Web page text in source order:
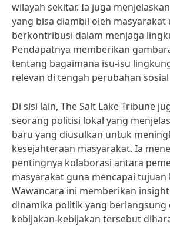
wilayah sekitar. Ia juga
yang bisa diambil oleh masyarakat
berkontribusi dalam menjaga
Pendapatnya memberikan
tentang bagaimana isu-isu
relevan di tengah perubahan
Di sisi lain, The Salt Lake Tribune
seorang politisi lokal yang
baru yang diusulkan untuk
kesejahteraan masyarakat. Ia
pentingnya kolaborasi antara
masyarakat guna mencapai tujuan
Wawancara ini memberikan
dinamika politik yang berlangsung
kebijakan-kebijakan tersebut